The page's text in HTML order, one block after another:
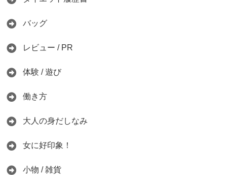
バッグ
レビュー / PR
体験 / 遊び
働き方
大人の身だしなみ
女に好印象！
小物 / 雑貨